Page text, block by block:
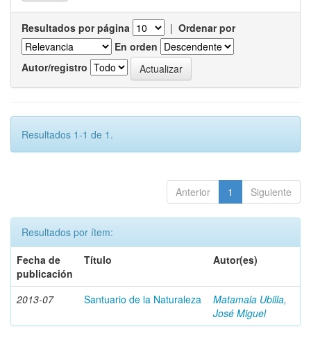
Resultados por página | Ordenar por
En orden
Autor/registro
Resultados 1-1 de 1.
Anterior 1 Siguiente
Resultados por ítem:
Fecha de
publicación
Título Autor(es)
2013-07 Santuario de la Naturaleza
Matamala Ubilla,
José Miguel